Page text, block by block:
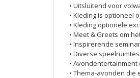
• Uitsluitend voor
• Kleding is optioneel
• Kleding optionele
• Meet & Greets om
• Inspirerende
• Diverse
•
• Thema-avonden